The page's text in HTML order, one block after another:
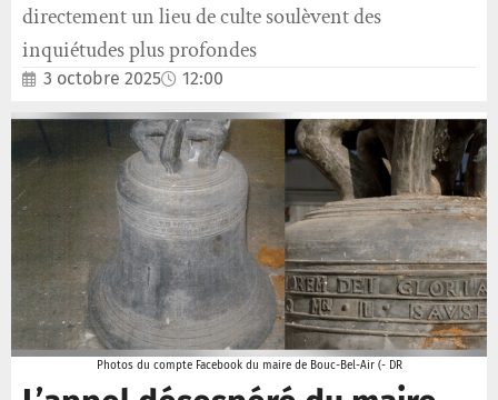
directement un lieu de culte soulèvent des
inquiétudes plus profondes
3 octobre 2025 12:00
Photos du compte Facebook du maire de Bouc-Bel-Air (- DR